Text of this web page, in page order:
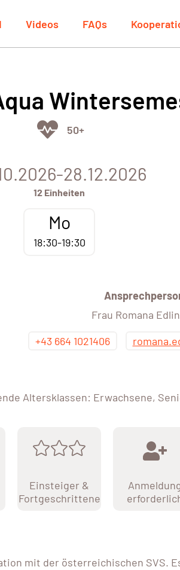
Videos FAQs
50+
28.12.2026
12 Einheiten
Mo
18:30-19:30
Frau Romana
+43 664 1021406
Altersklassen: Erwachsene,
Einsteiger &
Fortgeschrittene
mit der österreichischen SVS.